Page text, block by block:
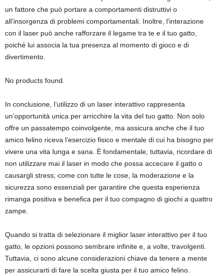
un fattore che può portare a comportamenti distruttivi o
all’insorgenza di problemi comportamentali. Inoltre, l’interazione
con il laser può anche rafforzare il legame tra te e il tuo gatto,
poiché lui associa la tua presenza al momento di gioco e di
divertimento.
No products found.
In conclusione, l’utilizzo di un laser interattivo rappresenta
un’opportunità unica per arricchire la vita del tuo gatto. Non solo
offre un passatempo coinvolgente, ma assicura anche che il tuo
amico felino riceva l’esercizio fisico e mentale di cui ha bisogno per
vivere una vita lunga e sana. È fondamentale, tuttavia, ricordare di
non utilizzare mai il laser in modo che possa accecare il gatto o
causargli stress; come con tutte le cose, la moderazione e la
sicurezza sono essenziali per garantire che questa esperienza
rimanga positiva e benefica per il tuo compagno di giochi a quattro
zampe.
Quando si tratta di selezionare il miglior laser interattivo per il tuo
gatto, le opzioni possono sembrare infinite e, a volte, travolgenti.
Tuttavia, ci sono alcune considerazioni chiave da tenere a mente
per assicurarti di fare la scelta giusta per il tuo amico felino.